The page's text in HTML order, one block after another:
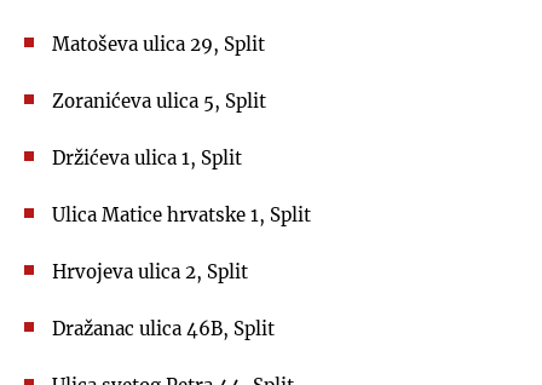
Matoševa ulica 29, Split
Zoranićeva ulica 5, Split
Držićeva ulica 1, Split
Ulica Matice hrvatske 1, Split
Hrvojeva ulica 2, Split
Dražanac ulica 46B, Split